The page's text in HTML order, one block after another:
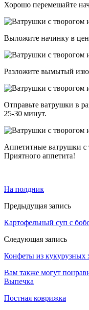
Хорошо перемешайте
Выложите начинку в
Разложите вымытый
Отправьте ватрушки в
25-30 минут.
Аппетитные ватрушки
Приятного аппетита!
На полдник
Предыдущая запись
Картофельный суп с
Следующая запись
Конфеты из кукурузных
Вам также могут
Выпечка
Постная коврижка